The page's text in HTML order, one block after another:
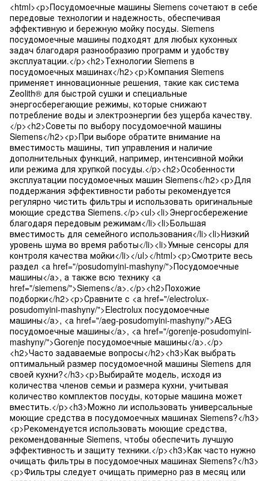
<html><p>Посудомоечные машины Siemens сочетают в себе
передовые технологии и надежность, обеспечивая
эффективную и бережную мойку посуды. Siemens
посудомоечные машины подходят для любых кухонных
задач благодаря разнообразию программ и удобству
эксплуатации.</p><h2>Технологии Siemens в
посудомоечных машинах</h2><p>Компания Siemens
применяет инновационные решения, такие как система
Zeolith® для быстрой сушки и специальные
энергосберегающие режимы, которые снижают
потребление воды и электроэнергии без ущерба качеству.
</p><h2>Советы по выбору посудомоечной машины
Siemens</h2><p>При выборе обратите внимание на
вместимость машины, тип управления и наличие
дополнительных функций, например, интенсивной мойки
или режима для хрупкой посуды.</p><h2>Особенности
эксплуатации посудомоечных машин Siemens</h2><p>Для
поддержания эффективности работы рекомендуется
регулярно чистить фильтры и использовать оригинальные
моющие средства Siemens.</p><ul><li>Энергосбережение
благодаря передовым режимам</li><li>Большая
вместимость для семейного использования</li><li>Низкий
уровень шума во время работы</li><li>Умные сенсоры для
контроля качества мойки</li></ul></html><p>Смотрите весь
раздел <a href="/posudomyini-mashyny/">Посудомоечные
машины</a>, а также всю технику <a
href="/siemens/">Siemens</a>.</p><h2>Похожие
подборки</h2><p>Сравните с <a href="/electrolux-
posudomyini-mashyny/">Electrolux посудомоечные
машины</a>, <a href="/aeg-posudomyini-mashyny/">AEG
посудомоечные машины</a>, <a href="/gorenje-posudomyini-
mashyny/">Gorenje посудомоечные машины</a>.</p>
<h2>Часто задаваемые вопросы</h2><h3>Как выбрать
оптимальный размер посудомоечной машины Siemens для
своей кухни?</h3><p>Выбирайте модель, исходя из
количества членов семьи и размера кухни, учитывая
количество комплектов посуды, которые машина может
вместить.</p><h3>Можно ли использовать универсальные
моющие средства в посудомоечных машинах Siemens?</h3>
<p>Рекомендуется использовать моющие средства,
рекомендованные Siemens, чтобы обеспечить лучшую
эффективность и защиту техники.</p><h3>Как часто нужно
очищать фильтры в посудомоечных машинах Siemens?</h3>
<p>Фильтры следует очищать примерно раз в месяц или